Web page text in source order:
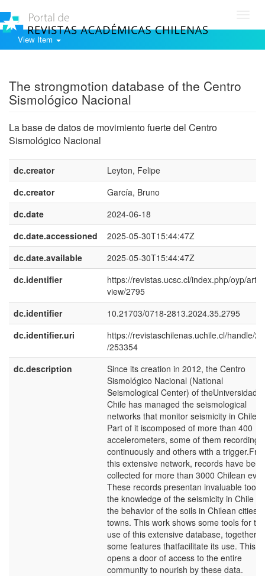
View Item
The strongmotion database of the Centro
Sismológico Nacional
La base de datos de movimiento fuerte del Centro
Sismológico Nacional
dc.creator
Leyton, Felipe
dc.creator
García, Bruno
dc.date
2024-06-18
dc.date.accessioned
2025-05-30T15:44:47Z
dc.date.available
2025-05-30T15:44:47Z
dc.identifier
https://revistas.ucsc.cl/index.php/oyp/
view/2795
dc.identifier
10.21703/0718-2813.2024.35.2795
dc.identifier.uri
https://revistaschilenas.uchile.cl/handle/
/253354
dc.description
Since its creation in 2012, the Centro
Sismológico Nacional (National
Seismological Center) of theUniversidad
Chile has managed the seismological
networks that monitor seismicity in Chile.
Part of it iscomposed of more than 400
accelerometers, some of them recording
continuously and others with a
this extensive network, records have been
collected for more than 3000 Chilean
These records presentan invaluable tool
the knowledge of the seismicity in Chile
the behavior of the soils in Chilean
towns. This work shows some tools for the
use of this extensive database, together
some features thatfacilitate its use. This
opens a door of access to the entire
community to nourish by these data.